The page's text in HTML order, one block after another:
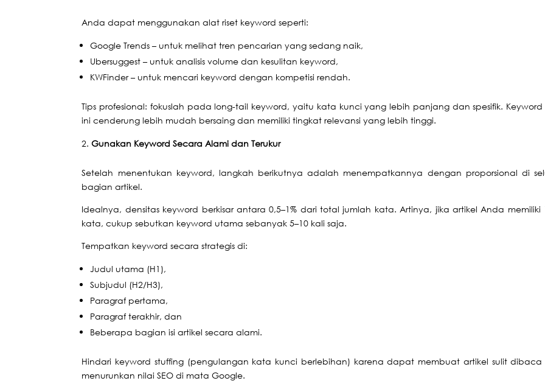
Anda dapat menggunakan alat riset keyword seperti:
Google Trends – untuk melihat tren pencarian yang sedang naik,
Ubersuggest – untuk analisis volume dan kesulitan keyword,
KWFinder – untuk mencari keyword dengan kompetisi rendah.
Tips profesional: fokuslah pada long-tail keyword, yaitu kata kunci yang lebih panjang dan spesifik. Keyword
ini cenderung lebih mudah bersaing dan memiliki tingkat relevansi yang lebih tinggi.
Gunakan Keyword Secara Alami dan Terukur
Setelah menentukan keyword, langkah berikutnya adalah menempatkannya dengan proporsional di
bagianartikel.
Idealnya, densitas keyword berkisar antara 0,5–1% dari total jumlah kata. Artinya, jika artikel Anda memiliki
kata, cukup sebutkan keyword utama sebanyak 5–10 kali saja.
Tempatkan keyword secara strategis di:
Judul utama (H1),
Subjudul (H2/H3),
Paragraf pertama,
Paragraf terakhir, dan
Beberapa bagian isi artikel secara alami.
Hindari keyword stuffing (pengulangan kata kunci berlebihan) karena dapat membuat artikel sulit
menurunkan nilai SEO di mata Google.